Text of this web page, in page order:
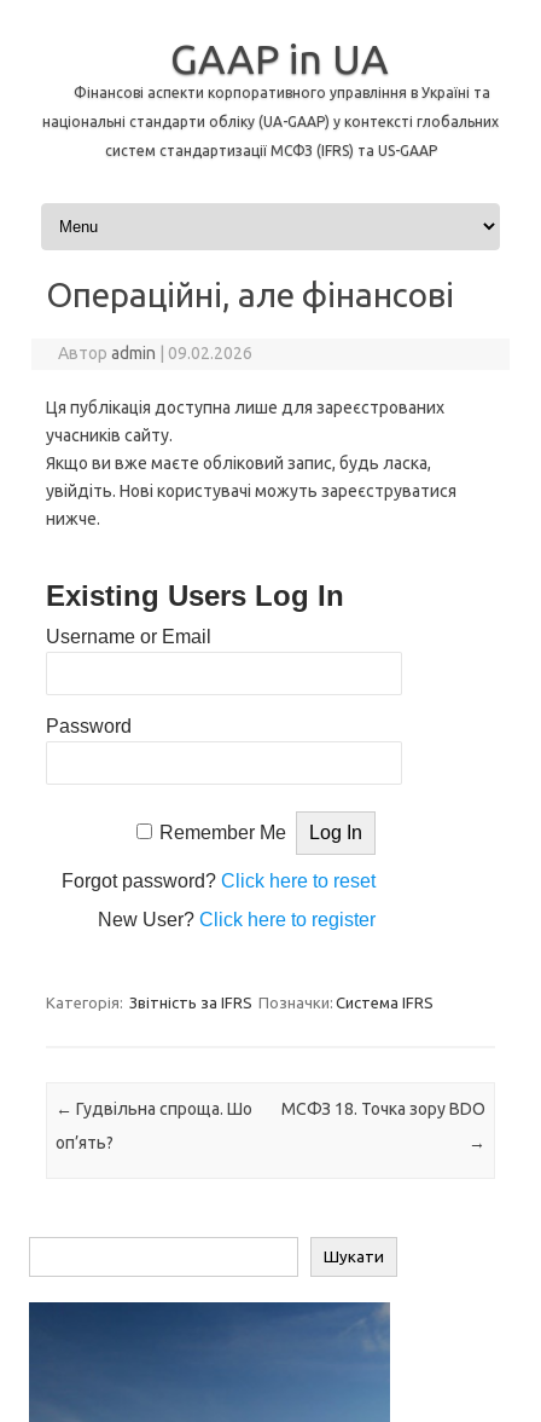
GAAP in UA
Фінансові аспекти корпоративного управління в Україні та
національні стандарти обліку (UA-GAAP) у контексті глобальних
систем стандартизації МСФЗ (IFRS) та US-GAAP
Перейти до контенту
Операційні, але фінансові
Авторadmin 09.02.2026
Ця публікація доступна лише для зареєстрованих
учасників сайту.
Якщо ви вже маєте обліковий запис, будь ласка,
увійдіть. Нові користувачі можуть зареєструватися
нижче.
Existing Users Log In
Username or Email
Password
Remember Me
Forgot password?Click here to reset
New User?Click here to register
Категорія: Звітність за IFRS Позначки: Система IFRS
Навігація по запису
← Гудвільна спроща. Шо
оп’ять?
МСФЗ 18. Точка зору BDO
→
Шукати